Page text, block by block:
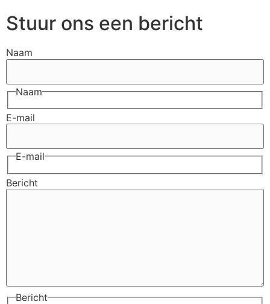
Stuur ons een bericht
Naam
Naam
E-mail
E-mail
Bericht
Bericht